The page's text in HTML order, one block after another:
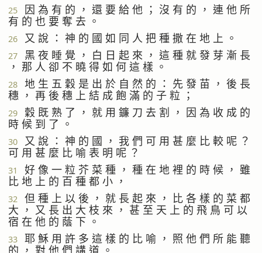
25
因 為 有 的 ， 還 要 給 他 ； 沒 有 的 ， 連 他 所
有 的 也 要 奪 去 。
26 又 說 ： 神 的 國 如 同 人 把 種 撒 在 地 上 。
27
黑 夜 睡 覺 ， 白 日 起 來 ， 這 種 就 發 芽 漸 長
， 那 人 卻 不 曉 得 如 何 這 樣 。
28
地 生 五 穀 是 出 於 自 然 的 ： 先 發 苗 ， 後 長
穗 ， 再 後 穗 上 結 成 飽 滿 的 子 粒 ；
29
穀 既 熟 了 ， 就 用 鐮 刀 去 割 ， 因 為 收 成 的
時 候 到 了 。
30
又 說 ： 神 的 國 ， 我 們 可 用 甚 麼 比 較 呢 ？
可 用 甚 麼 比 喻 表 明 呢 ？
31
好 像 一 粒 芥 菜 種 ， 種 在 地 裡 的 時 候 ， 雖
比 地 上 的 百 種 都 小 ，
32
但 種 上 以 後 ， 就 長 起 來 ， 比 各 樣 的 菜 都
大 ， 又 長 出 大 枝 來 ， 甚 至 天 上 的 飛 鳥 可 以
宿 在 他 的 蔭 下 。
33
耶 穌 用 許 多 這 樣 的 比 喻 ， 照 他 們 所 能 聽
的 ， 對 他 們 講 道 。